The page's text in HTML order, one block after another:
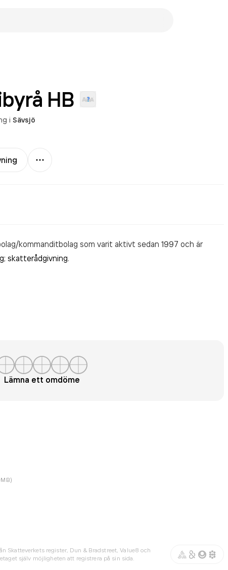
HB
i Sävsjö
Mer
kommanditbolag som varit aktivt sedan 1997 och är
skatterådgivning.
Lämna ett omdöme
Skatteverkets register, Dun & Bradstreet, Value8 och
själv möjligheten att registrera på sin sida.